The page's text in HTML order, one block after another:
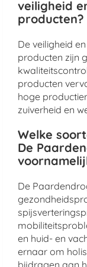
veiligheid
producten?
De veiligheid
producten zijn
producten
hoge
zuiverheid en
Welke
De
De
en huid- en
ernaar om
bijdragen aan